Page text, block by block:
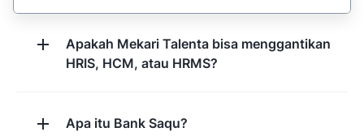
Apakah Mekari Talenta bisa menggantikan
HRIS, HCM, atau HRMS?
Apa itu Bank Saqu?